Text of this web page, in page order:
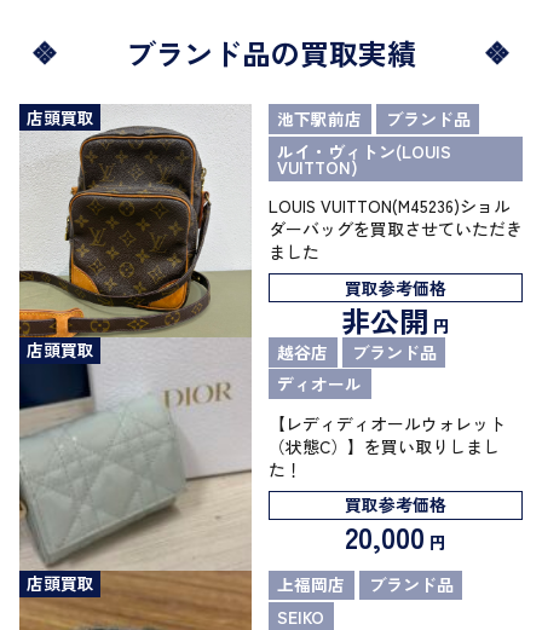
ブランド品の買取実績
店頭買取 池下駅前店
ブランド品
ルイ・ヴィトン(LOUIS
VUITTON)
LOUIS VUITTON(M45236)ショル
ダーバッグを買取させていただき
ました
買取参考価格
非公開 円
店頭買取
越谷店
ブランド品
ディオール
【レディディオールウォレット
（状態C）】を買い取りしまし
た！
買取参考価格
20,000 円
店頭買取
上福岡店
ブランド品
SEIKO